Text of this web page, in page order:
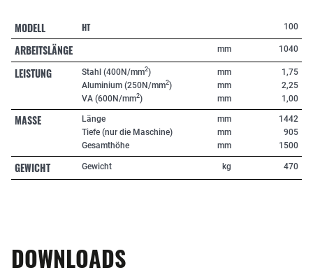
MODELL HT 100
ARBEITSLÄNGE mm 1040
LEISTUNG Stahl (400N/mm2)
Aluminium (250N/mm2)
VA (600N/mm2)
mm
mm
mm
1,75
2,25
1,00
MASSE
Länge
Tiefe (nur die Maschine)
Gesamthöhe
mm
mm
mm
1442
905
1500
GEWICHT Gewicht kg 470
DOWNLOADS